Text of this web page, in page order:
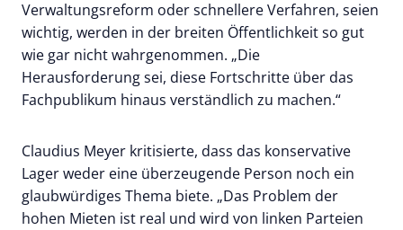
Verwaltungsreform oder schnellere Verfahren, seien
wichtig, werden in der breiten Öffentlichkeit so gut
wie gar nicht wahrgenommen. „Die
Herausforderung sei, diese Fortschritte über das
Fachpublikum hinaus verständlich zu machen.“
Claudius Meyer kritisierte, dass das konservative
Lager weder eine überzeugende Person noch ein
glaubwürdiges Thema biete. „Das Problem der
hohen Mieten ist real und wird von linken Parteien